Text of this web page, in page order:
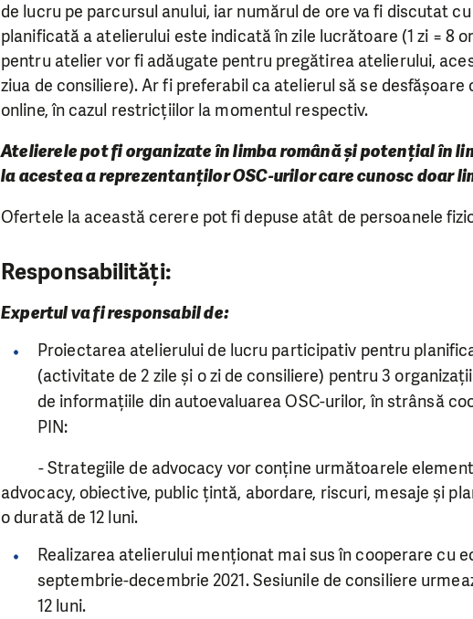
de lucru pe parcursul anului, iar numărul de ore va fi discutat
planificată a atelierului este indicată în zile lucrătoare (1 zi = 8
pentru atelier vor fi adăugate pentru pregătirea atelierului,
ziua de consiliere). Ar fi preferabil ca atelierul să se desfășoare
online, în cazul restricțiilor la momentul respectiv.
Atelierele pot fi organizate în limba română și potențial în
la acestea a reprezentanților OSC-urilor care cunosc doar
Ofertele la această cerere pot fi depuse atât de persoanele
Responsabilități:
Expertul va fi responsabil de:
Proiectarea atelierului de lucru participativ pentru
(activitate de 2 zile și o zi de consiliere) pentru 3
de informațiile din autoevaluarea OSC-urilor, în strânsă
PIN:
- Strategiile de advocacy vor conține următoarele
advocacy, obiective, public țintă, abordare, riscuri, mesaje și
o durată de 12 luni.
Realizarea atelierului menționat mai sus în cooperare cu
septembrie-decembrie 2021. Sesiunile de consiliere
12 luni.